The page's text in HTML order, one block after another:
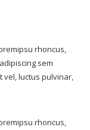
rhoncus,
sem
vel, luctus pulvinar,
rhoncus,